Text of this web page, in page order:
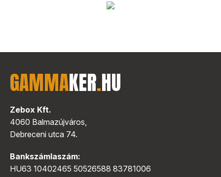
GAMMAKER.HU
Zebox Kft.
4060 Balmazújváros,
Debreceni utca 74.
Bankszámlaszám:
HU63 10402465 50526588 83781006